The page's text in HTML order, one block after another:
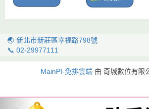
🌏 新北市新莊區幸福路798號
📞 02-29977111
‹
MainPI-免排雲端由 奇城數位有限